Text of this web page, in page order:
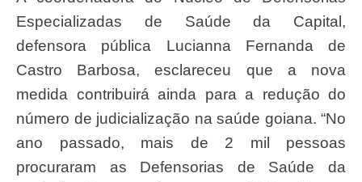
Especializadas de Saúde da Capital,
defensora pública Lucianna Fernanda de
Castro Barbosa, esclareceu que a nova
medida contribuirá ainda para a redução do
número de judicialização na saúde goiana. “No
ano passado, mais de 2 mil pessoas
procuraram as Defensorias de Saúde da